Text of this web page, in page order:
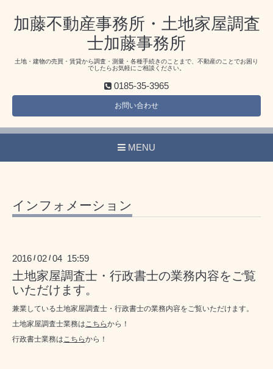
加藤不動産事務所・土地家屋調査
士加藤事務所
土地・建物の売買・賃貸から調査・測量・各種手続きのことまで、不動産のことでお困り
でしたらお気軽にご相談ください。
0185-35-3965
お問い合わせ
MENU
インフォメーション
2016 /02 /04 15:59
土地家屋調査士・行政書士の業務内容をご覧
いただけます。
兼業している土地家屋調査士・行政書士の業務内容をご覧いただけます。
土地家屋調査士業務は こちらから！
行政書士業務は こちらから！